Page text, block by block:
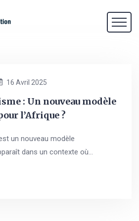
16 Avril 2025
: Un nouveau modèle
l’Afrique ?
un nouveau modèle
dans un contexte où...